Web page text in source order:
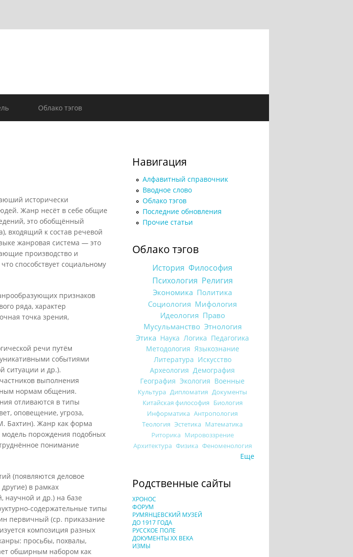
Облако тэгов
исторически
Жанр несёт в себе общие
это обобщённый
входящий к состав речевой
жанровая система — это
производство и
способствует социальному
признаков
ряда, характер
точка зрения,
речи путём
событиями
ситуации и др.).
выполнения
нормам общения.
отливаются в типы
оповещение, угроза,
Бахтин). Жанр как форма
модель порождения подобных
понимание
(появляются деловое
в рамках
научной и др.) на базе
содержательные типы
первичный (ср. приказание
композиция разных
просьбы, похвалы,
обширным набором как
Навигация
Алфавитный справочник
Вводное слово
Облако тэгов
Последние обновления
Прочие статьи
Облако тэгов
История Философия
Психология Религия
Экономика Политика
Социология Мифология
Идеология Право
Мусульманство Этнология
Этика Наука Логика Педагогика
Методология Языкознание
Литература Искусство
Археология Демография
География Экология Военные
Культура Дипломатия Документы
Китайская философия Биология
Информатика Антропология
Теология Эстетика Математика
Риторика Мировоззрение
Архитектура Физика Феноменология
Еще
Родственные сайты
ХРОНОС
ФОРУМ
РУМЯНЦЕВСКИЙ МУЗЕЙ
ДО 1917 ГОДА
РУССКОЕ ПОЛЕ
ДОКУМЕНТЫ XX ВЕКА
ИЗМЫ